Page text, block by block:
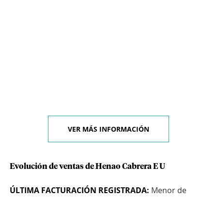
VER MÁS INFORMACIÓN
Evolución de ventas de Henao Cabrera E U
ÚLTIMA FACTURACIÓN REGISTRADA: Menor de